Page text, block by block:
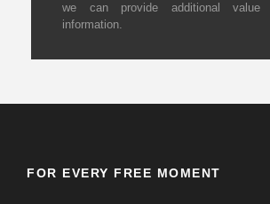
we can provide additional value
information.
FOR EVERY FREE MOMENT